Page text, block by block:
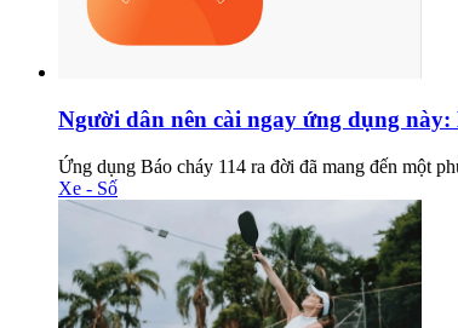
Người dân nên cài ngay ứng dụng
Ứng dụng Báo cháy 114 ra đời đã mang đến một
Xe - Số